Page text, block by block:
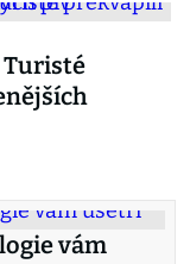
Turisté
vám